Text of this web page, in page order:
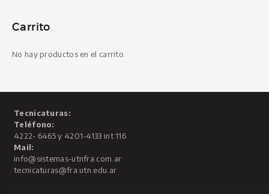
Carrito
No hay productos en el carrito.
Tecnicaturas:
Teléfono:
4222- 6465 y 4201-4133 int 116
Mail:
info@sistemas-utnfra.com.ar
tecnicaturas@fra.utn.edu.ar